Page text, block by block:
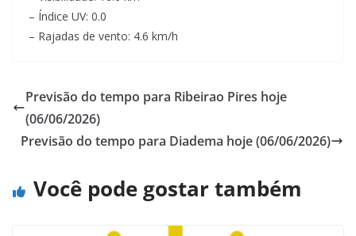
– Índice UV: 0.0
– Rajadas de vento: 4.6 km/h
Previsão do tempo para Ribeirao Pires hoje
(06/06/2026)
Previsão do tempo para Diadema hoje (06/06/2026)
Você pode gostar também